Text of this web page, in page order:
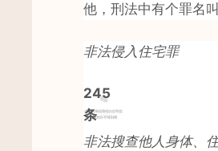
他，刑法中有个罪名
非法侵入住宅罪
245
条
非法搜查他人身体、